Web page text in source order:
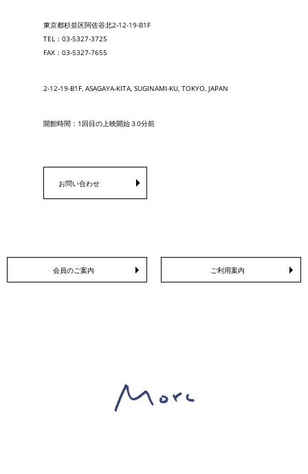
東京都杉並区阿佐谷北2-12-19-B1F
TEL：03-5327-3725
FAX：03-5327-7655
2-12-19-B1F, ASAGAYA-KITA, SUGINAMI-KU, TOKYO, JAPAN
開館時間：1回目の上映開始３0分前
お問い合わせ
会員のご案内 ご利用案内